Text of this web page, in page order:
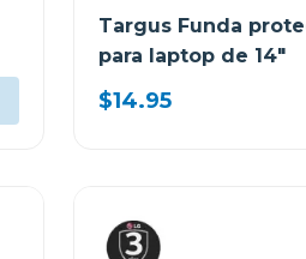
Targus Funda
para laptop de 14"
$14.95